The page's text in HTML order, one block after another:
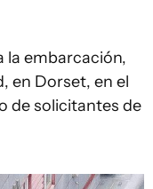
la embarcación,
en Dorset, en el
de solicitantes de